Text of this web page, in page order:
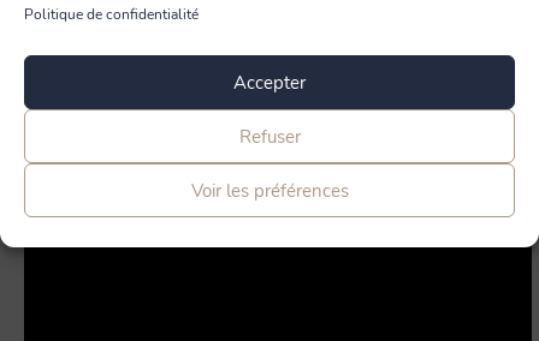
Politique de confidentialité
Accepter
Refuser
Voir les préférences